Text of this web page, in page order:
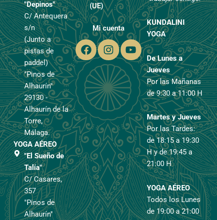
"Depinos"
C/ Antequera
s/n
(Junto a
pistas de
paddel)
"Pinos de
Alhaurín"
29130 -
Alhaurín de la
Torre,
Málaga.
YOGA AÉREO
"El Sueño de
Talía"
C/ Casares,
357
"Pinos de
Alhaurín"
(UE)
Mi cuenta
FacebookInstagram
Youtube
KUNDALINI
YOGA
De Lunes a
Jueves
Por las Mañanas
de 9:30 a 11:00 H
Martes y Jueves
Por las Tardes:
de 18:15 a 19:30
H y de 19:45 a
21:00 H
YOGA AÉREO
Todos los Lunes
de 19:00 a 21:00